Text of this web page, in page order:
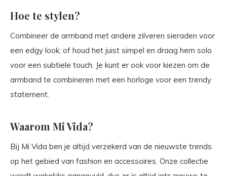
Hoe te stylen?
Combineer de armband met andere zilveren sieraden voor
een edgy look, of houd het juist simpel en draag hem solo
voor een subtiele touch. Je kunt er ook voor kiezen om de
armband te combineren met een horloge voor een trendy
statement.
Waarom Mi Vida?
Bij Mi Vida ben je altijd verzekerd van de nieuwste trends
op het gebied van fashion en accessoires. Onze collectie